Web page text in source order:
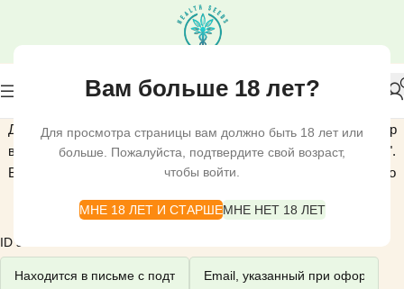
Вам больше 18 лет?
Для просмотра страницы вам должно быть 18 лет или
больше. Пожалуйста, подтвердите свой возраст,
чтобы войти.
МНЕ 18 ЛЕТ И СТАРШЕМНЕ НЕТ 18 ЛЕТ
Для отслеживания вашего заказа, пожалуйста, введите номер
вашего заказа в поле ниже и нажмите кнопку "Отслеживание".
Вы найдёте его в квитанции, которая была отправлена вам по
ID заказа